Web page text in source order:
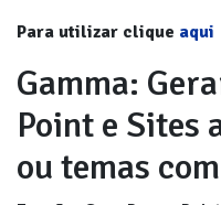
Para utilizar clique aqui
Gamma:
Point e Sites
ou temas